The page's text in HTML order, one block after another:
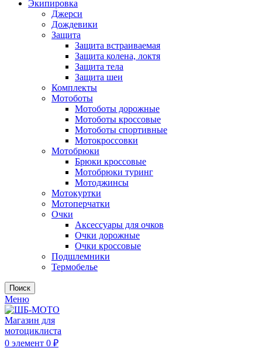
Экипировка
Джерси
Дождевики
Защита
Защита встраиваемая
Защита колена, локтя
Защита тела
Защита шеи
Комплекты
Мотоботы
Мотоботы дорожные
Мотоботы кроссовые
Мотоботы спортивные
Мотокроссовки
Мотобрюки
Брюки кроссовые
Мотобрюки туринг
Мотоджинсы
Мотокуртки
Мотоперчатки
Очки
Аксессуары для очков
Очки дорожные
Очки кроссовые
Подшлемники
Термобелье
Поиск
Меню
0 элемент 0 ₽